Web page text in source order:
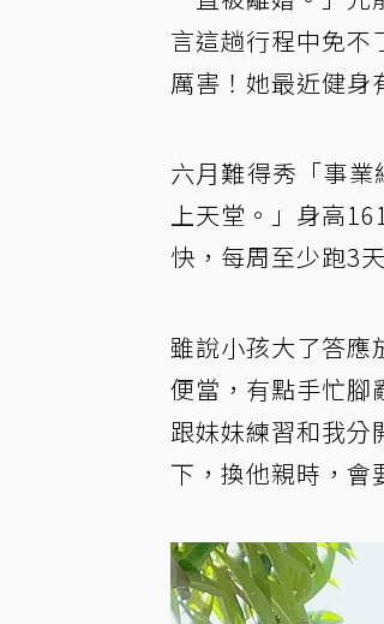
言這趟行程中免不
厲害！她最近健身
六月難得秀「事
上天堂。」身高
快，每周至少跑3
雖說小孩大了答應
便當，有點手忙腳
跟妹妹練習和我分
下，換他親時，會